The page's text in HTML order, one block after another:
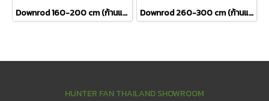
Downrod 160-200 cm (ก้านแขวนพัดลม ความยาว 160-200 เซนติเมตร) Downrod 260-300 cm (ก้านแขวนพัดลม ความยาว 260-300 เซนติเมตร)
HUNTER FAN THAILAND SHOWROOM